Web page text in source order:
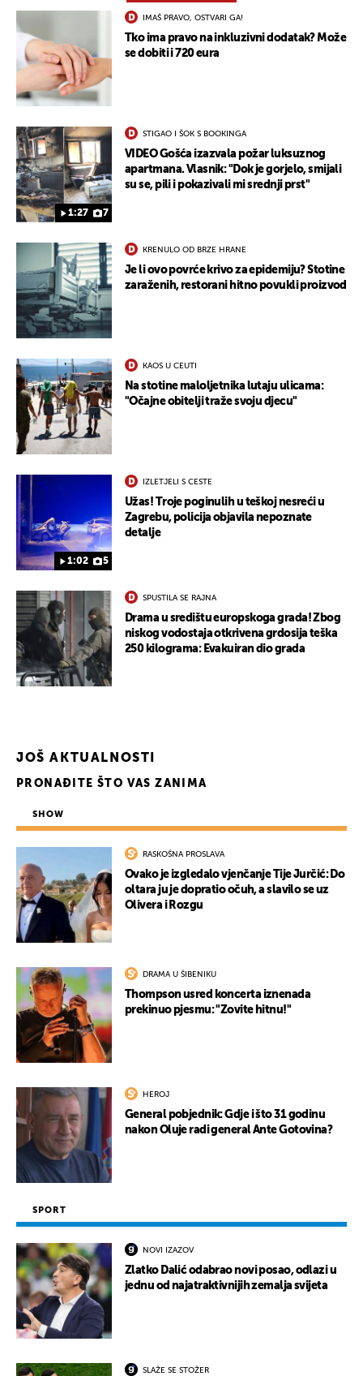
IMAŠ PRAVO, OSTVARI GA!
Tko ima pravo na inkluzivni dodatak? Može
se dobiti i 720 eura
1:27 7
STIGAO I ŠOK S BOOKINGA
VIDEO Gošća izazvala požar luksuznog
apartmana. Vlasnik: "Dok je gorjelo, smijali
su se, pili i pokazivali mi srednji prst"
KRENULO OD BRZE HRANE
Je li ovo povrće krivo za epidemiju? Stotine
zaraženih, restorani hitno povukli proizvod
KAOS U CEUTI
Na stotine maloljetnika lutaju ulicama:
"Očajne obitelji traže svoju djecu"
1:02 5
IZLETJELI S CESTE
Užas! Troje poginulih u teškoj nesreći u
Zagrebu, policija objavila nepoznate
detalje
SPUSTILA SE RAJNA
Drama u središtu europskoga grada! Zbog
niskog vodostaja otkrivena grdosija teška
250 kilograma: Evakuiran dio grada
JOŠ AKTUALNOSTI
PRONAĐITE ŠTO VAS ZANIMA
SHOW
RASKOŠNA PROSLAVA
Ovako je izgledalo vjenčanje Tije Jurčić: Do
oltara ju je dopratio očuh, a slavilo se uz
Olivera i Rozgu
DRAMA U ŠIBENIKU
Thompson usred koncerta iznenada
prekinuo pjesmu: "Zovite hitnu!"
HEROJ
General pobjednik: Gdje i što 31 godinu
nakon Oluje radi general Ante Gotovina?
SPORT
NOVI IZAZOV
Zlatko Dalić odabrao novi posao, odlazi u
jednu od najatraktivnijih zemalja svijeta
SLAŽE SE STOŽER